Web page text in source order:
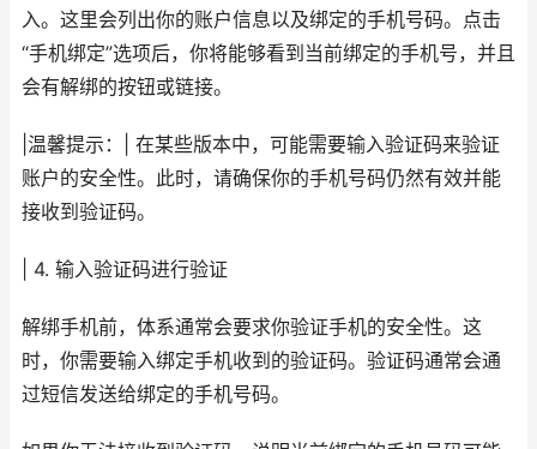
入。这里会列出你的账户信息以及绑定的手机号码。点击
“手机绑定”选项后，你将能够看到当前绑定的手机号，并且
会有解绑的按钮或链接。
|温馨提示：| 在某些版本中，可能需要输入验证码来验证
账户的安全性。此时，请确保你的手机号码仍然有效并能
接收到验证码。
| 4. 输入验证码进行验证
解绑手机前，体系通常会要求你验证手机的安全性。这
时，你需要输入绑定手机收到的验证码。验证码通常会通
过短信发送给绑定的手机号码。